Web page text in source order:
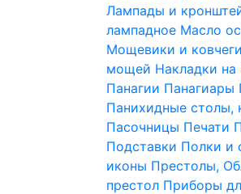
Лампады и
лампадное Масло
Мощевики и
мощей Накладки на
Панагии Панагиары
Панихидные столы,
Пасочницы Печати
Подставки Полки и
иконы Престолы,
престол Приборы